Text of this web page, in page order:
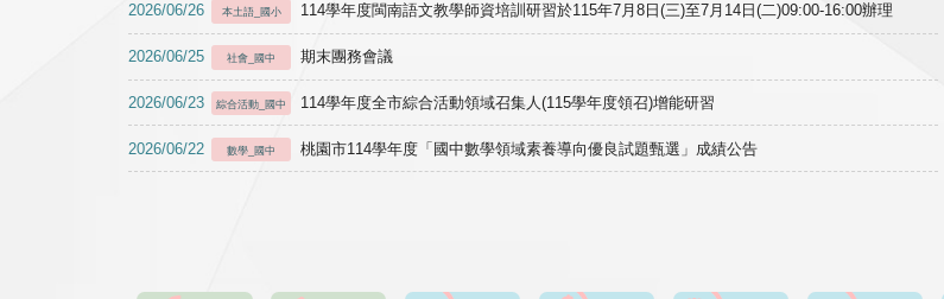
2026/06/26 本土語_國小 114學年度閩南語文教學師資培訓研習於115年7月8日(三)至7月14日(二)09:00-16:00辦理
2026/06/25 社會_國中 期末團務會議
2026/06/23 綜合活動_國中 114學年度全市綜合活動領域召集人(115學年度領召)增能研習
2026/06/22 數學_國中 桃園市114學年度「國中數學領域素養導向優良試題甄選」成績公告